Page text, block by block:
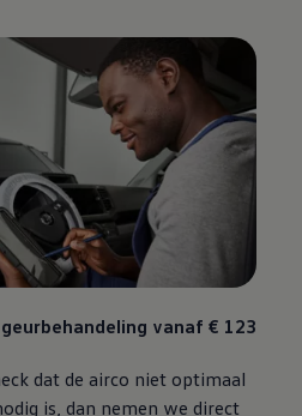
vanaf € 123
dat de airco niet optimaal
is, dan nemen we direct